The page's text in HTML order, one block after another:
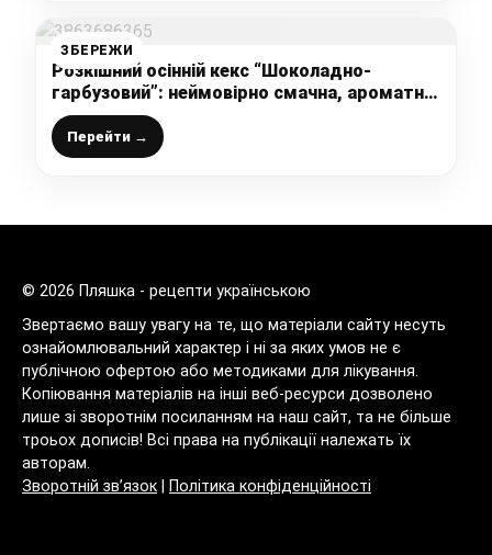
ЗБЕРЕЖИ
Розкішний осінній кекс “Шоколадно-
гарбузовий”: неймовірно смачна, ароматна,
повітряна випічка для затишного
домашнього чаювання
Перейти →
© 2026 Пляшка - рецепти українською
Звертаємо вашу увагу на те, що матеріали сайту несуть
ознайомлювальний характер і ні за яких умов не є
публічною офертою або методиками для лікування.
Копіювання матеріалів на інші веб-ресурси дозволено
лише зі зворотнім посиланням на наш сайт, та не більше
троьох дописів! Всі права на публікації належать їх
авторам.
Зворотній зв’язок
Політика конфіденційності